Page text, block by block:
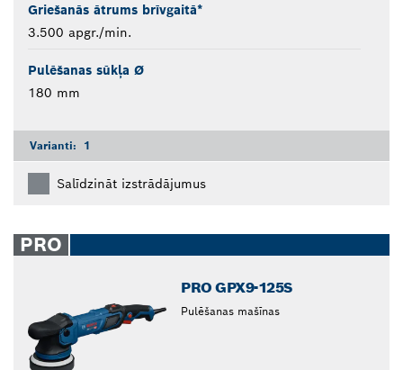
Griešanās ātrums brīvgaitā*
3.500 apgr./min.
Pulēšanas sūkļa Ø
180 mm
Varianti: 1
Salīdzināt izstrādājumus
PRO
PRO GPX9-125S
Pulēšanas mašīnas